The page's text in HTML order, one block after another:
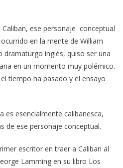
ese personaje conceptual
en la mente de William
dramaturgo inglés, quiso ser una
en un momento muy polémico.
tiempo ha pasado y el ensayo
es esencialmente calibanesca,
de ese personaje conceptual.
escritor en traer a Caliban al
Lamming en su libro Los